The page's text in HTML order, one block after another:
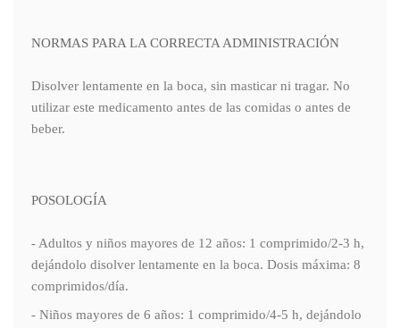
NORMAS PARA LA CORRECTA ADMINISTRACIÓN
Disolver lentamente en la boca, sin masticar ni tragar. No
utilizar este medicamento antes de las comidas o antes de
beber.
POSOLOGÍA
- Adultos y niños mayores de 12 años: 1 comprimido/2-3 h,
dejándolo disolver lentamente en la boca. Dosis máxima: 8
comprimidos/día.
- Niños mayores de 6 años: 1 comprimido/4-5 h, dejándolo